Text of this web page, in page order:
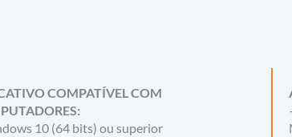
COMPATÍVEL COM
10 (64 bits) ou superior